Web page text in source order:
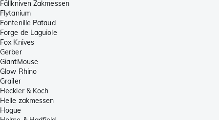
Fällkniven Zakmessen
Flytanium
Fontenille Pataud
Forge de Laguiole
Fox Knives
Gerber
GiantMouse
Glow Rhino
Grailer
Heckler & Koch
Helle zakmessen
Hogue